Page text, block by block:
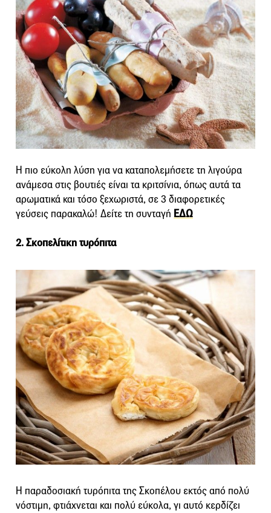
Η πιο εύκολη λύση για να καταπολεμήσετε τη λιγούρα
ανάμεσα στις βουτιές είναι τα κριτσίνια, όπως αυτά τα
αρωματικά και τόσο ξεχωριστά, σε 3 διαφορετικές
γεύσεις παρακαλώ! Δείτε τη συνταγή ΕΔΩ
2. Σκοπελίτικη τυρόπιτα
Η παραδοσιακή τυρόπιτα της Σκοπέλου εκτός από πολύ
νόστιμη, φτιάχνεται και πολύ εύκολα, γι αυτό κερδίζει